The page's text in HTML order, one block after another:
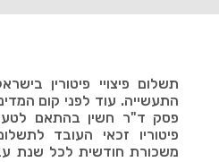
תשלום פיצויי פיטורין
התעשייה. עוד לפני קום
פסק ד"ר חשין בהתאם
פיטוריו זכאי העובד
משכורת חודשית לכל שנת